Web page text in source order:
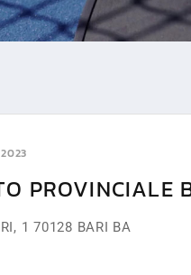
PROVINCIALE
1 70128 BARI BA